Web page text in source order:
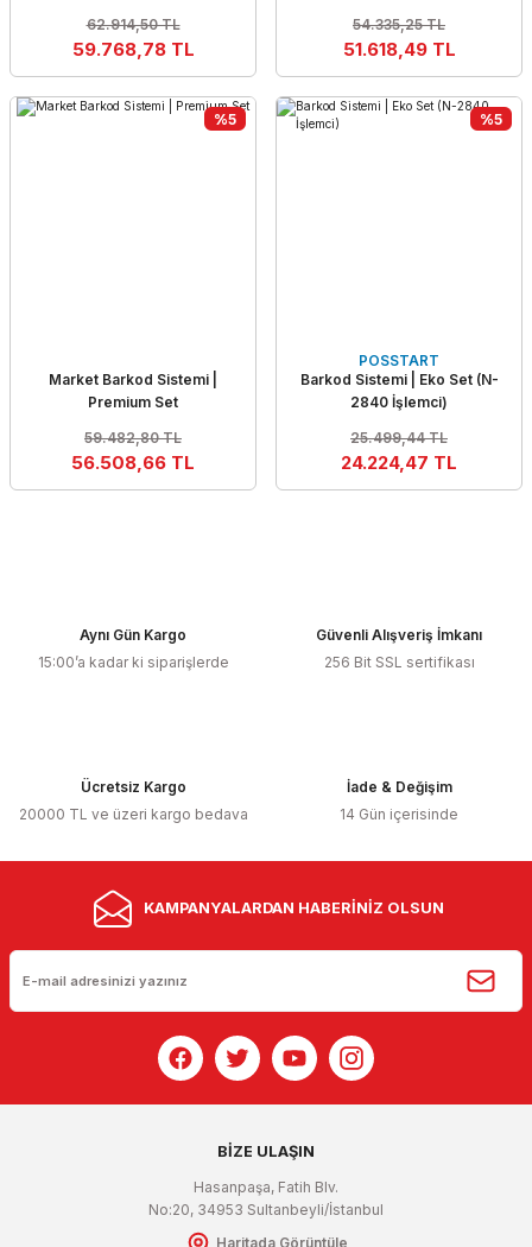
62.914,50 TL
59.768,78 TL
54.335,25 TL
51.618,49 TL
%5
Market Barkod Sistemi |
Premium Set
59.482,80 TL
56.508,66 TL
%5
POSSTART
Barkod Sistemi | Eko Set (N-
2840 İşlemci)
25.499,44 TL
24.224,47 TL
Aynı Gün Kargo
15:00’a kadar ki siparişlerde
Güvenli Alışveriş İmkanı
256 Bit SSL sertifikası
Ücretsiz Kargo
20000 TL ve üzeri kargo bedava
İade & Değişim
14 Gün içerisinde
KAMPANYALARDAN HABERİNİZ OLSUN
BİZE ULAŞIN
Hasanpaşa, Fatih Blv.
No:20, 34953 Sultanbeyli/İstanbul
Haritada Görüntüle